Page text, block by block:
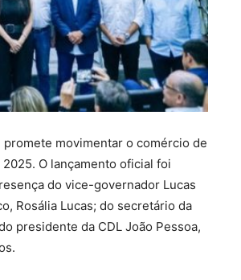
promete movimentar o comércio de
O lançamento oficial foi
do vice-governador Lucas
Rosália Lucas; do secretário da
presidente da CDL João Pessoa,